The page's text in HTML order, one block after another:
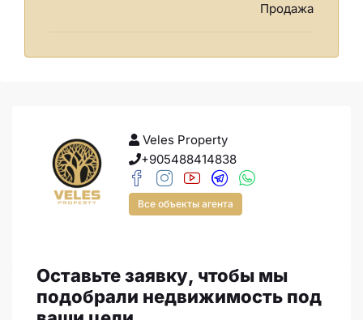
Продажа
Veles Property
+905488414838
Все объекты агента
Оставьте заявку, чтобы мы
подобрали недвижимость под